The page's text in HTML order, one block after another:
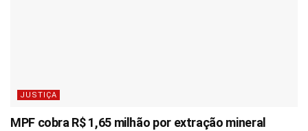
JUSTIÇA
MPF cobra R$ 1,65 milhão por extração mineral